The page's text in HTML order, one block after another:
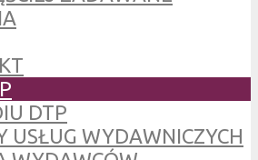
DTP
USŁUG WYDAWNICZYCH